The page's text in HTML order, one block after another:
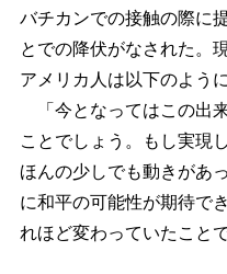
バチカンでの接触の際に
とでの降伏がなされた。
アメリカ人は以下のよう
「今となってはこの出
ことでしょう。もし実現
ほんの少しでも動きがあ
に和平の可能性が期待で
れほど変わっていたこと